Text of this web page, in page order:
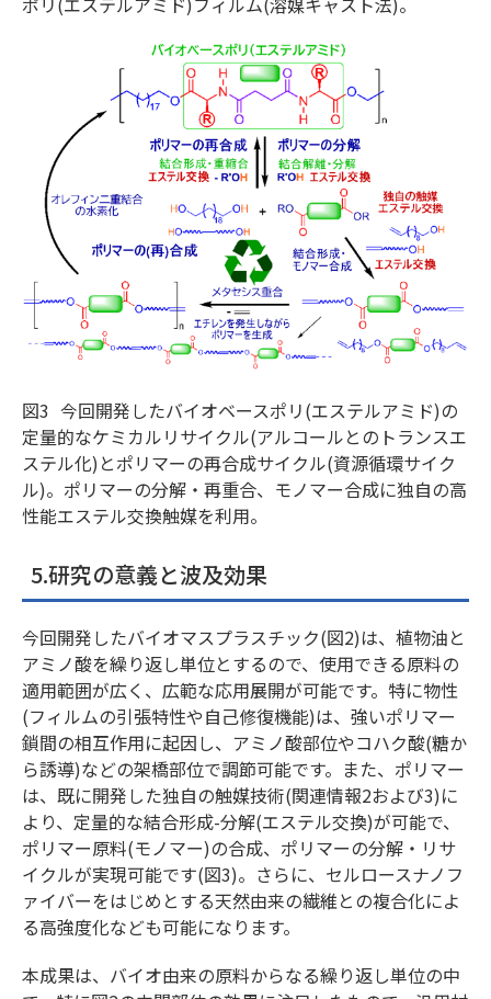
図3 今回開発したバイオベースポリ(エステルアミド)の
定量的なケミカルリサイクル(アルコールとのトランスエ
ステル化)とポリマーの再合成サイクル(資源循環サイク
ル)。ポリマーの分解・再重合、モノマー合成に独自の高
性能エステル交換触媒を利用。
5.研究の意義と波及効果
今回開発したバイオマスプラスチック(図2)は、植物油と
アミノ酸を繰り返し単位とするので、使用できる原料の
適用範囲が広く、広範な応用展開が可能です。特に物性
(フィルムの引張特性や自己修復機能)は、強いポリマー
鎖間の相互作用に起因し、アミノ酸部位やコハク酸(糖か
ら誘導)などの架橋部位で調節可能です。また、ポリマー
は、既に開発した独自の触媒技術(関連情報2および3)に
より、定量的な結合形成-分解(エステル交換)が可能で、
ポリマー原料(モノマー)の合成、ポリマーの分解・リサ
イクルが実現可能です(図3)。さらに、セルロースナノフ
ァイバーをはじめとする天然由来の繊維との複合化によ
る高強度化なども可能になります。
本成果は、バイオ由来の原料からなる繰り返し単位の中